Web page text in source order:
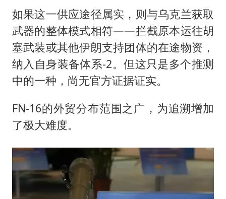
如果这一供应途径属实，则与乌克兰获取
武器的整体模式相符——拦截原本运往胡
塞武装或其他伊朗支持团体的在途物资，
纳入自身装备体系-2。但这只是多个推测
中的一种，尚无官方证据证实。
FN-16的外贸分布范围之广，为追溯增加
了极大难度。